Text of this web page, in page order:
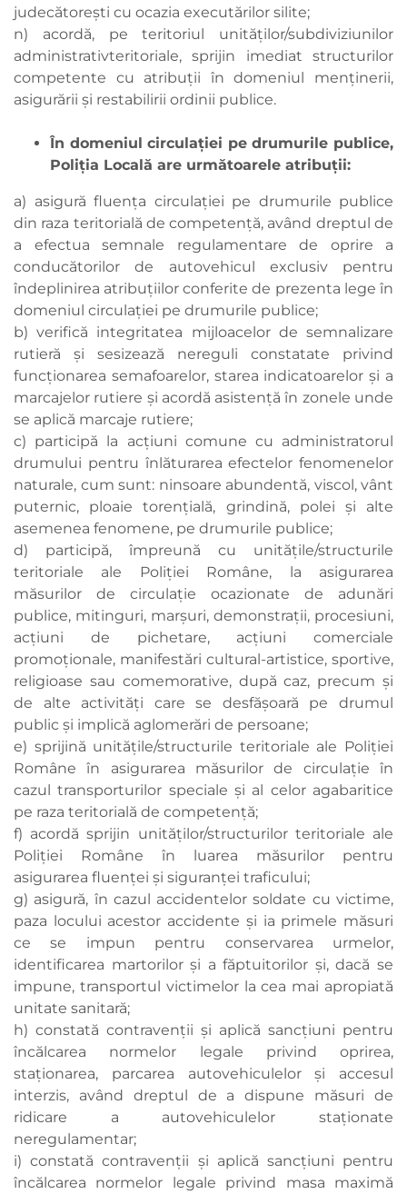
judecătoreşti cu ocazia executărilor silite;
n) acordă, pe teritoriul unităţilor/subdiviziunilor
administrativteritoriale, sprijin imediat structurilor
competente cu atribuţii în domeniul menţinerii,
asigurării şi restabilirii ordinii publice.
În domeniul circulaţiei pe drumurile publice,
Poliţia Locală are următoarele atribuţii:
a) asigură fluenţa circulaţiei pe drumurile publice
din raza teritorială de competenţă, având dreptul de
a efectua semnale regulamentare de oprire a
conducătorilor de autovehicul exclusiv pentru
îndeplinirea atribuţiilor conferite de prezenta lege în
domeniul circulaţiei pe drumurile publice;
b) verifică integritatea mijloacelor de semnalizare
rutieră şi sesizează nereguli constatate privind
funcţionarea semafoarelor, starea indicatoarelor şi a
marcajelor rutiere şi acordă asistenţă în zonele unde
se aplică marcaje rutiere;
c) participă la acţiuni comune cu administratorul
drumului pentru înlăturarea efectelor fenomenelor
naturale, cum sunt: ninsoare abundentă, viscol, vânt
puternic, ploaie torenţială, grindină, polei şi alte
asemenea fenomene, pe drumurile publice;
d) participă, împreună cu unităţile/structurile
teritoriale ale Poliţiei Române, la asigurarea
măsurilor de circulaţie ocazionate de adunări
publice, mitinguri, marşuri, demonstraţii, procesiuni,
acţiuni de pichetare, acţiuni comerciale
promoţionale, manifestări cultural-artistice, sportive,
religioase sau comemorative, după caz, precum şi
de alte activităţi care se desfăşoară pe drumul
public şi implică aglomerări de persoane;
e) sprijină unităţile/structurile teritoriale ale Poliţiei
Române în asigurarea măsurilor de circulaţie în
cazul transporturilor speciale şi al celor agabaritice
pe raza teritorială de competenţă;
f) acordă sprijin unităţilor/structurilor teritoriale ale
Poliţiei Române în luarea măsurilor pentru
asigurarea fluenţei şi siguranţei traficului;
g) asigură, în cazul accidentelor soldate cu victime,
paza locului acestor accidente şi ia primele măsuri
ce se impun pentru conservarea urmelor,
identificarea martorilor şi a făptuitorilor şi, dacă se
impune, transportul victimelor la cea mai apropiată
unitate sanitară;
h) constată contravenţii şi aplică sancţiuni pentru
încălcarea normelor legale privind oprirea,
staţionarea, parcarea autovehiculelor şi accesul
interzis, având dreptul de a dispune măsuri de
ridicare a autovehiculelor staţionate
neregulamentar;
i) constată contravenţii şi aplică sancţiuni pentru
încălcarea normelor legale privind masa maximă